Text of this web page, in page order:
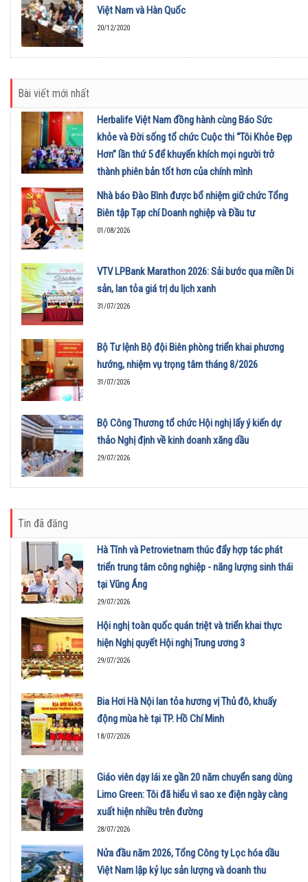
Việt Nam và Hàn Quốc
20/12/2020
Bài viết mới nhất
Herbalife Việt Nam đồng hành cùng Báo Sức
khỏe và Đời sống tổ chức Cuộc thi “Tôi Khỏe Đẹp
Hơn” lần thứ 5 để khuyến khích mọi người trở
thành phiên bản tốt hơn của chính mình
01/08/2026
Nhà báo Đào Bình được bổ nhiệm giữ chức Tổng
Biên tập Tạp chí Doanh nghiệp và Đầu tư
01/08/2026
VTV LPBank Marathon 2026: Sải bước qua miền Di
sản, lan tỏa giá trị du lịch xanh
31/07/2026
Bộ Tư lệnh Bộ đội Biên phòng triển khai phương
hướng, nhiệm vụ trọng tâm tháng 8/2026
31/07/2026
Bộ Công Thương tổ chức Hội nghị lấy ý kiến dự
thảo Nghị định về kinh doanh xăng dầu
29/07/2026
Tin đã đăng
Hà Tĩnh và Petrovietnam thúc đẩy hợp tác phát
triển trung tâm công nghiệp - năng lượng sinh thái
tại Vũng Áng
29/07/2026
Hội nghị toàn quốc quán triệt và triển khai thực
hiện Nghị quyết Hội nghị Trung ương 3
29/07/2026
Bia Hơi Hà Nội lan tỏa hương vị Thủ đô, khuấy
động mùa hè tại TP. Hồ Chí Minh
18/07/2026
Giáo viên dạy lái xe gần 20 năm chuyển sang dùng
Limo Green: Tôi đã hiểu vì sao xe điện ngày càng
xuất hiện nhiều trên đường
28/07/2026
Nửa đầu năm 2026, Tổng Công ty Lọc hóa dầu
Việt Nam lập kỷ lục sản lượng và doanh thu